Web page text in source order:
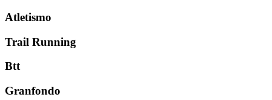
Atletismo
Trail Running
Btt
Granfondo